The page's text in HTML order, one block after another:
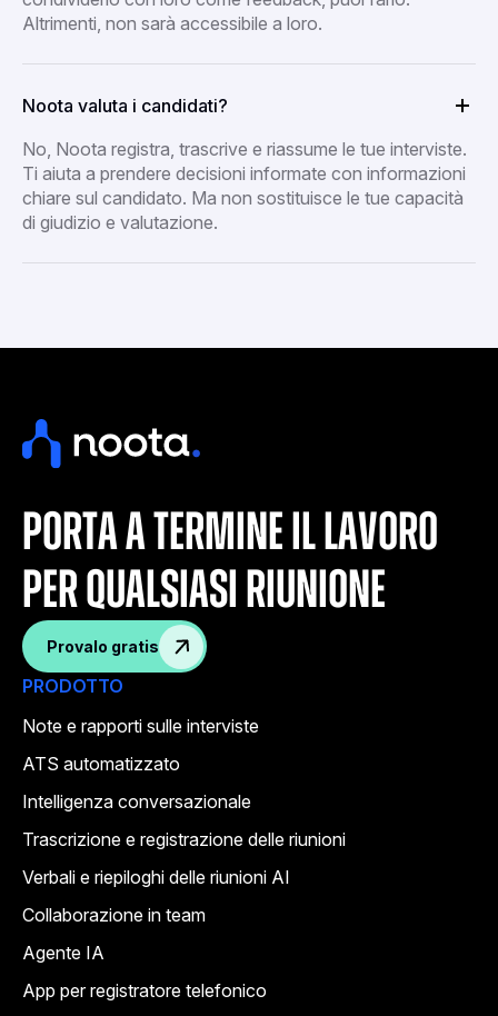
Altrimenti, non sarà accessibile a loro.
Noota valuta i candidati?
No, Noota registra, trascrive e riassume le tue interviste.
Ti aiuta a prendere decisioni informate con informazioni
chiare sul candidato. Ma non sostituisce le tue capacità
di giudizio e valutazione.
porta a termine il lavoro
per qualsiasi riunione
Provalo gratis
PRODOTTO
Note e rapporti sulle interviste
ATS automatizzato
Intelligenza conversazionale
Trascrizione e registrazione delle riunioni
Verbali e riepiloghi delle riunioni AI
Collaborazione in team
Agente IA
App per registratore telefonico